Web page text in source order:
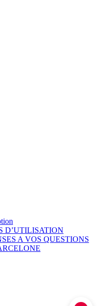
D’UTILISATION
A VOS QUESTIONS